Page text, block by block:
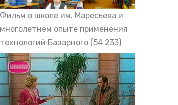
Фильм о школе им. Маресьева и
многолетнем опыте применения
технологий Базарного (54 233)